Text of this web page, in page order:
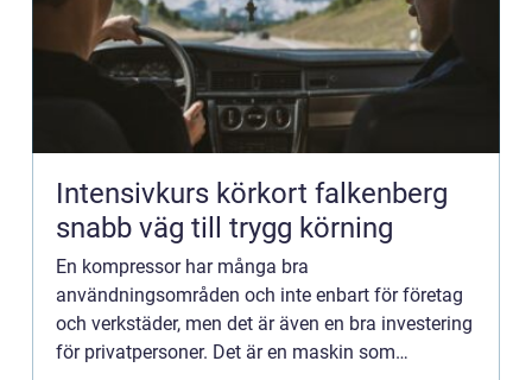
Intensivkurs körkort falkenberg
snabb väg till trygg körning
En kompressor har många bra
användningsområden och inte enbart för företag
och verkstäder, men det är även en bra investering
för privatpersoner. Det är en maskin som